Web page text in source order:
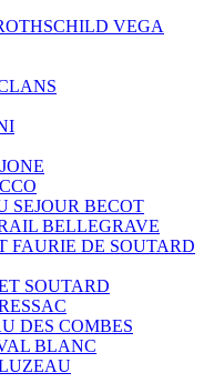
VEGA
SEJOUR BECOT
BELLEGRAVE
FAURIE DE SOUTARD
SOUTARD
DES COMBES
BLANC